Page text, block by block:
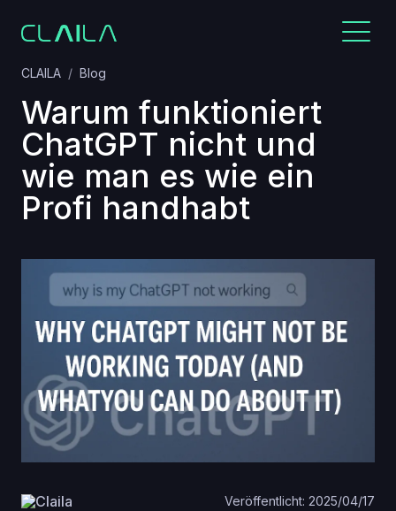
CLAILA Blog
Warum funktioniert
ChatGPT nicht und
wie man es wie ein
Profi handhabt
Claila Veröffentlicht: 2025/04/17